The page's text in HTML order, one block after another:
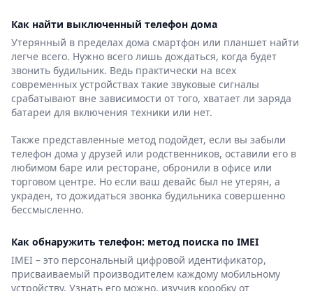
Как найти выключенный телефон дома
Утерянный в пределах дома смартфон или планшет найти
легче всего. Нужно всего лишь дождаться, когда будет
звонить будильник. Ведь практически на всех
современных устройствах такие звуковые сигналы
срабатывают вне зависимости от того, хватает ли заряда
батареи для включения техники или нет.
Также представленные метод подойдет, если вы забыли
телефон дома у друзей или родственников, оставили его в
любимом баре или ресторане, обронили в офисе или
торговом центре. Но если ваш девайс был не утерян, а
украден, то дожидаться звонка будильника совершенно
бессмысленно.
Как обнаружить телефон: метод поиска по IMEI
IMEI – это персональный цифровой идентификатор,
присваиваемый производителем каждому мобильному
устройству. Узнать его можно, изучив коробку от